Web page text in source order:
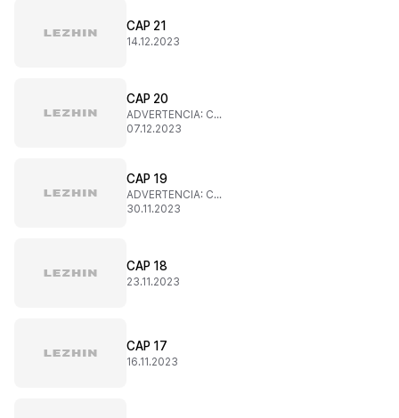
CAP 21
14.12.2023
CAP 20
ADVERTENCIA: CONTENIDO SENSIBLE
07.12.2023
CAP 19
ADVERTENCIA: CONTENIDO SENSIBLE
30.11.2023
CAP 18
23.11.2023
CAP 17
16.11.2023